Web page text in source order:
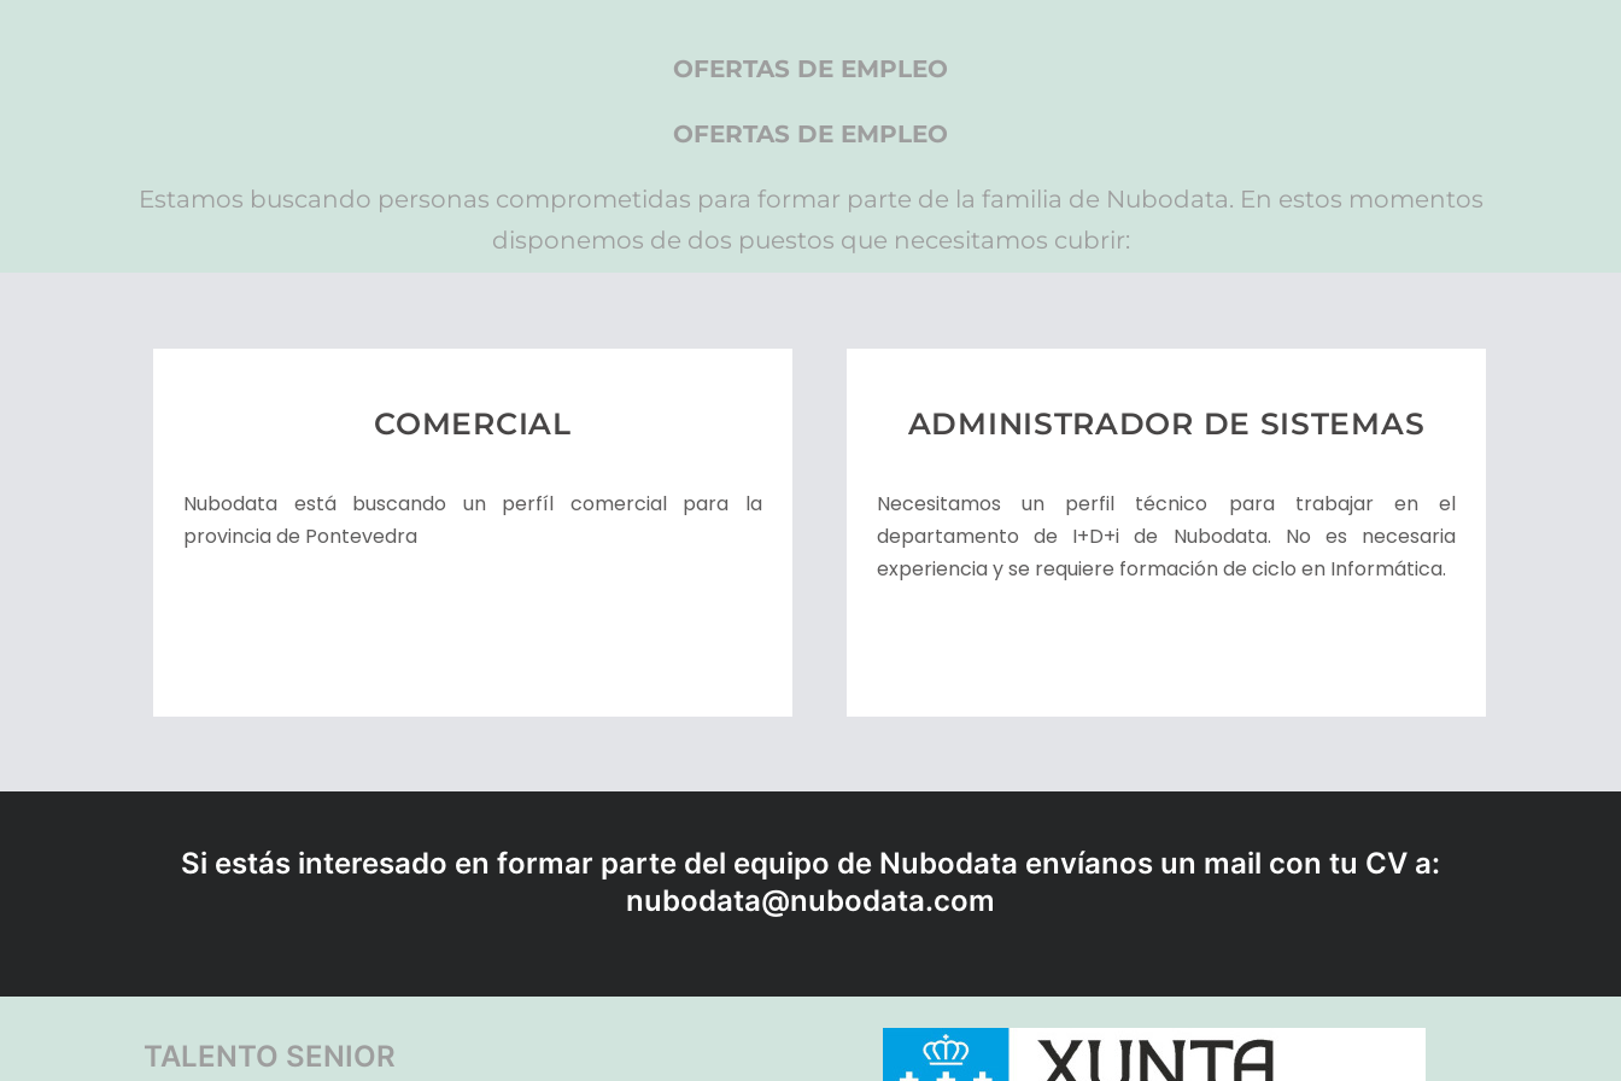
OFERTAS DE EMPLEO
OFERTAS DE EMPLEO
Estamos buscando personas comprometidas para formar parte de la familia de Nubodata. En estos momentos
disponemos de dos puestos que necesitamos cubrir:
COMERCIAL
Nubodata está buscando un perfíl comercial para la
provincia de Pontevedra
ADMINISTRADOR DE SISTEMAS
Necesitamos un perfil técnico para trabajar en el
departamento de I+D+i de Nubodata. No es necesaria
experiencia y se requiere formación de ciclo en Informática.
Si estás interesado en formar parte del equipo de Nubodata envíanos un mail con tu CV a:
nubodata@nubodata.com
TALENTO SENIOR